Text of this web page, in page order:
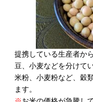
提携している生産者か
豆、小麦などを分けて
米粉、小麦粉など、穀
ます。